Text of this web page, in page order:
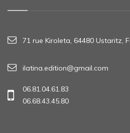
71 rue Kiroleta, 64480 Ustaritz,
ilatina.edition@gmail.com
06.81.04.61.83
06.68.43.45.80